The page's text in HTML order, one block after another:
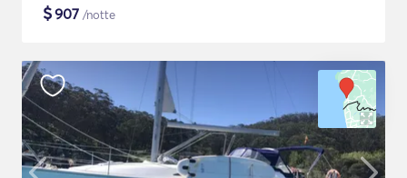
$907 /notte